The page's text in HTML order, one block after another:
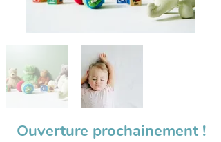
Ouverture prochainement !